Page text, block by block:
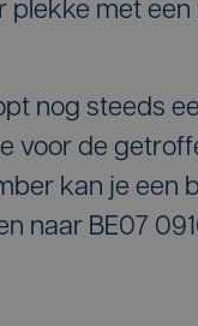
plekke met een
nog steeds
voor de
kan je een
naar BE07